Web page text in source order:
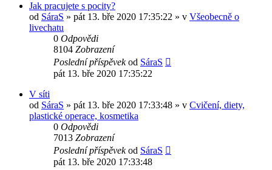
Jak pracujete s pocity?
od SáraS » pát 13. bře 2020 17:35:22 » v Všeobecně o
livechatu
0 Odpovědi
8104 Zobrazení
Poslední příspěvekod SáraS
pát 13. bře 2020 17:35:22
V síti
od SáraS » pát 13. bře 2020 17:33:48 » v Cvičení, diety,
plastické operace, kosmetika
0 Odpovědi
7013 Zobrazení
Poslední příspěvekod SáraS
pát 13. bře 2020 17:33:48